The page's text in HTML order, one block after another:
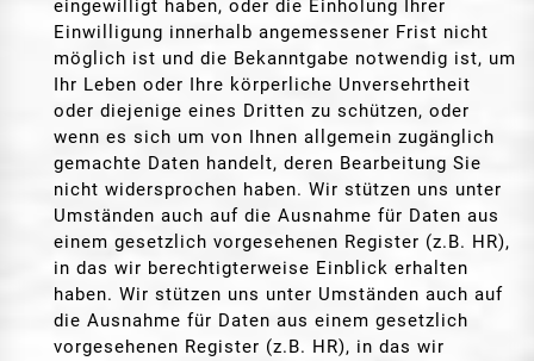
eingewilligt haben, oder die Einholung Ihrer
Einwilligung innerhalb angemessener Frist nicht
möglich ist und die Bekanntgabe notwendig ist, um
Ihr Leben oder Ihre körperliche Unversehrtheit
oder diejenige eines Dritten zu schützen, oder
wenn es sich um von Ihnen allgemein zugänglich
gemachte Daten handelt, deren Bearbeitung Sie
nicht widersprochen haben. Wir stützen uns unter
Umständen auch auf die Ausnahme für Daten aus
einem gesetzlich vorgesehenen Register (z.B. HR),
in das wir berechtigterweise Einblick erhalten
haben. Wir stützen uns unter Umständen auch auf
die Ausnahme für Daten aus einem gesetzlich
vorgesehenen Register (z.B. HR), in das wir